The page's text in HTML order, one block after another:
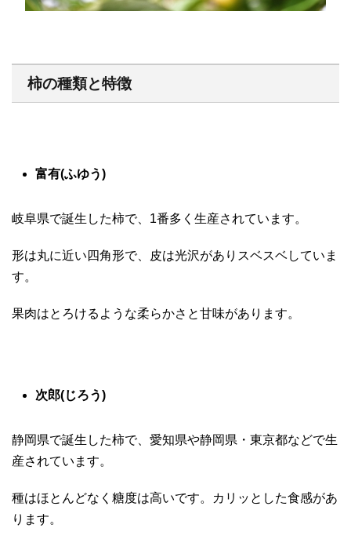
柿の種類と特徴
富有(ふゆう)
岐阜県で誕生した柿で、1番多く生産されています。
形は丸に近い四角形で、皮は光沢がありスベスベしていま
す。
果肉はとろけるような柔らかさと甘味があります。
次郎(じろう)
静岡県で誕生した柿で、愛知県や静岡県・東京都などで生
産されています。
種はほとんどなく糖度は高いです。カリッとした食感があ
ります。